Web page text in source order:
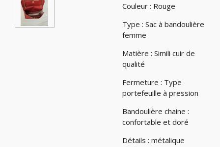
Couleur : Rouge
Type : Sac à bandoulière
femme
Matière : Simili cuir de
qualité
Fermeture : Type
portefeuille à pression
Bandoulière chaine :
confortable et doré
Détails : métalique